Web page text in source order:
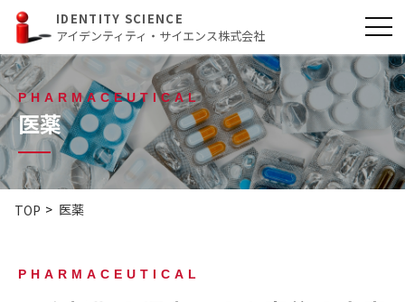
IDENTITY SCIENCE
アイデンティティ・サイエンス株式会社
PHARMACEUTICAL
医薬
TOP 医薬
PHARMACEUTICAL